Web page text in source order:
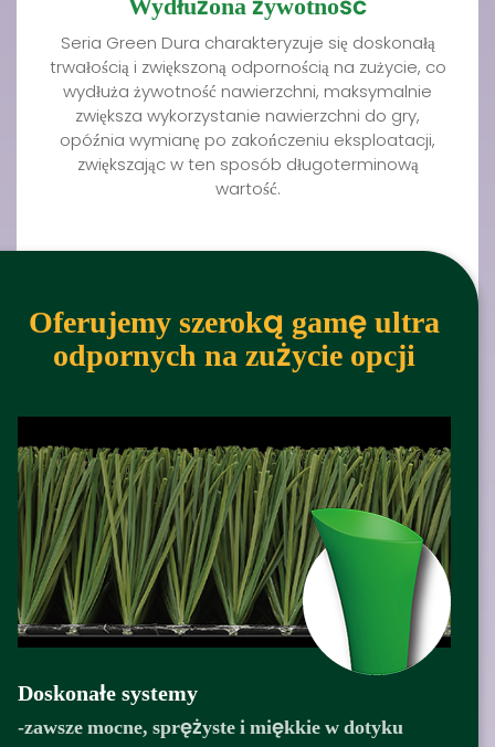
Seria Green Dura charakteryzuje się doskonałą
trwałością i zwiększoną odpornością na zużycie, co
wydłuża żywotność nawierzchni, maksymalnie
zwiększa wykorzystanie nawierzchni do gry,
opóźnia wymianę po zakończeniu eksploatacji,
zwiększając w ten sposób długoterminową
wartość.
Oferujemy szeroką gamę ultra
odpornych na zużycie opcji
Doskonałe systemy
-zawsze mocne, sprężyste i miękkie w dotyku